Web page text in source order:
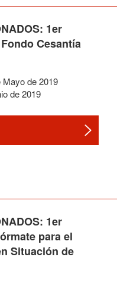
1er
Cesantía
Mayode2019
de2019
1er
para el
Situación de